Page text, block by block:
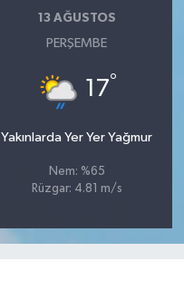
13 AĞUSTOS
PERŞEMBE
17°
Yakınlarda Yer Yer Yağmur
Nem: %65
Rüzgar: 4.81 m/s